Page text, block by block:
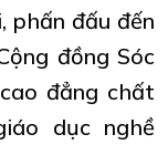
phấn đấu đến
đồng Sóc
đẳng chất
dục nghề